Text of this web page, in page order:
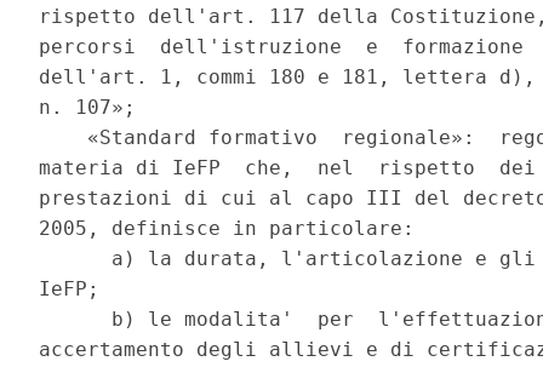
rispetto dell'art. 117 della
percorsi  dell'istruzione  e  formazione
dell'art. 1, commi 180 e 181, lettera
n. 107»;
«Standard formativo  regionale»:
materia di IeFP  che,  nel  rispetto
prestazioni di cui al capo III del
2005, definisce in particolare:
a) la durata, l'articolazione e
IeFP;
b) le modalita'  per
accertamento degli allievi e di